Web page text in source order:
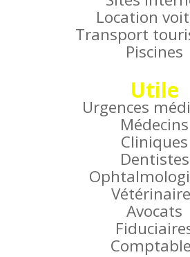
Location
Transport
Piscines
Utile
Urgences
Médecins
Cliniques
Dentistes
Avocats